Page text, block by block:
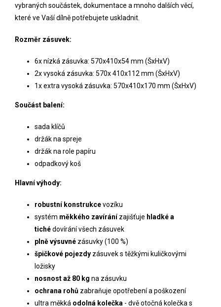
vybraných součástek, dokumentace a mnoho dalších věcí,
které ve Vaší dílně potřebujete uskladnit.
Rozměr zásuvek:
6x nízká zásuvka: 570x410x54 mm (ŠxHxV)
2x vysoká zásuvka: 570x 410x112 mm (ŠxHxV)
1x extra vysoká zásuvka: 570x410x170 mm (ŠxHxV)
Součást balení:
sada klíčů
držák na spreje
držák na role papíru
odpadkový koš
Hlavní výhody:
robustní konstrukcevozíku
systém měkkého zavíránízajišťuje hladké a
tichédovírání všech zásuvek
plně výsuvné zásuvky (100 %)
špičkové pojezdy zásuvek s těžkými kuličkovými
ložisky
nosnost až 80 kg na zásuvku
ochrana rohů zabraňuje opotřebení a poškození
ultra měkká odolná kolečka - dvě otočná kolečka s